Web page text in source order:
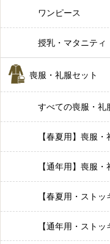
ワンピース
授乳・マタニティ
喪服・礼服セット
すべての喪服・礼
【春夏用】喪服・
【通年用】喪服・
【春夏用・スト
【通年用・スト